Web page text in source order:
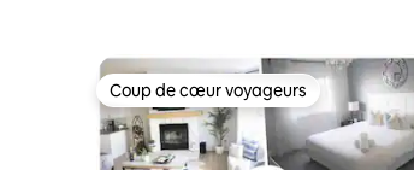
Coup de cœur voyageurs
Coup de cœur voyageurs